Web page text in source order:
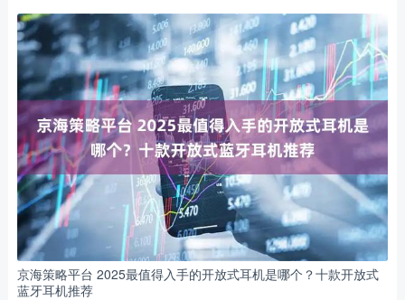
京海策略平台 2025最值得入手的开放式耳机是哪个？十款开放式
蓝牙耳机推荐